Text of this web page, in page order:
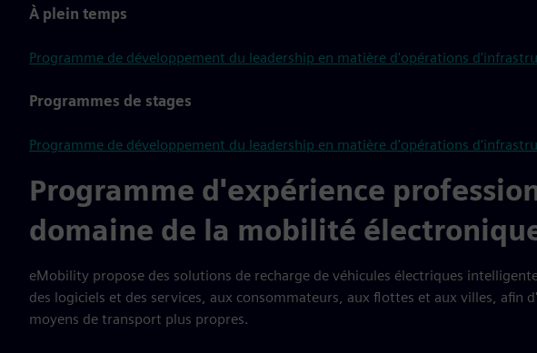
À plein temps
Programme de développement du leadership en matière d'opérations
Programmes de stages
Programme de développement du leadership en matière d'opérations
Programme d'expérience
domaine de la mobilité
eMobility propose des solutions de recharge de véhicules électriques
des logiciels et des services, aux consommateurs, aux flottes et aux villes, afin
moyens de transport plus propres.